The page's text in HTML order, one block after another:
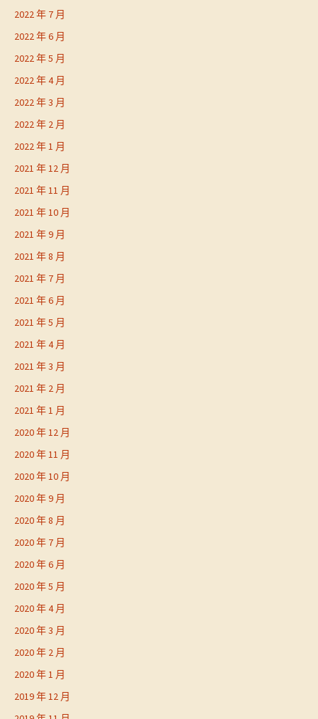
2022 年 7 月
2022 年 6 月
2022 年 5 月
2022 年 4 月
2022 年 3 月
2022 年 2 月
2022 年 1 月
2021 年 12 月
2021 年 11 月
2021 年 10 月
2021 年 9 月
2021 年 8 月
2021 年 7 月
2021 年 6 月
2021 年 5 月
2021 年 4 月
2021 年 3 月
2021 年 2 月
2021 年 1 月
2020 年 12 月
2020 年 11 月
2020 年 10 月
2020 年 9 月
2020 年 8 月
2020 年 7 月
2020 年 6 月
2020 年 5 月
2020 年 4 月
2020 年 3 月
2020 年 2 月
2020 年 1 月
2019 年 12 月